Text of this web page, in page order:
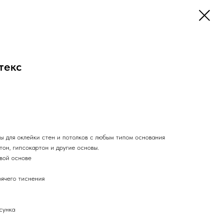
для оклейки стен и потолков с любым типом основания
гипсокартон и другие основы.
основе
тиснения